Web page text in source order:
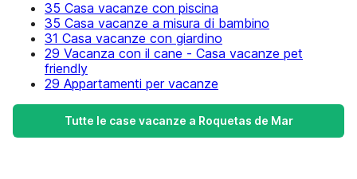
35 Casa vacanze con piscina
35 Casa vacanze a misura di bambino
31 Casa vacanze con giardino
29 Vacanza con il cane - Casa vacanze pet
friendly
29 Appartamenti per vacanze
Tutte le case vacanze a Roquetas de Mar